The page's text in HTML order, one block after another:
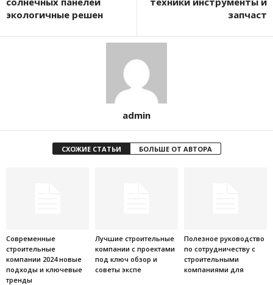
экологичные решен
запчаст
admin
СХОЖИЕ СТАТЬИ БОЛЬШЕ ОТ АВТОРА
Современные
строительные
компании 2024 новые
подходы и ключевые
тренды
Лучшие строительные
компании с проектами
под ключ обзор и
советы экспе
Полезное руководство
по сотрудничеству с
строительными
компаниями для